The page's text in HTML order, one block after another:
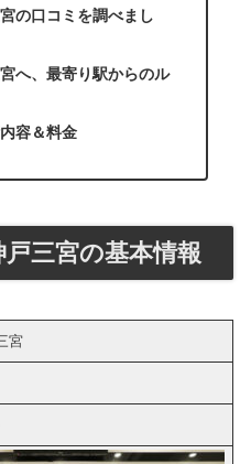
の口コミを調べまし
へ、最寄り駅からのル
容＆料金
戸三宮の基本情報
宮